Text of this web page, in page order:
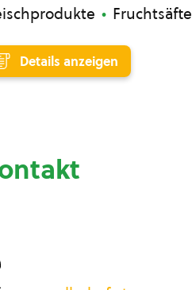
Fruchtsäfte
Details anzeigen